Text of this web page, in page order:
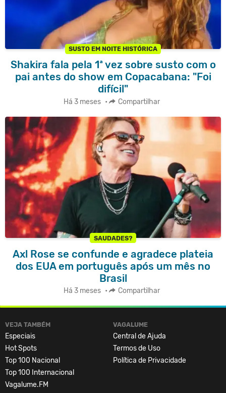
SUSTO EM NOITE HISTÓRICA
Shakira fala pela 1ª vez sobre susto com o
pai antes do show em Copacabana: "Foi
difícil"
Há 3 meses • Compartilhar
SAUDADES?
Axl Rose se confunde e agradece plateia
dos EUA em português após um mês no
Brasil
Há 3 meses • Compartilhar
VEJA TAMBÉM
Especiais
Hot Spots
Top 100 Nacional
Top 100 Internacional
Vagalume.FM
VAGALUME
Central de Ajuda
Termos de Uso
Política de Privacidade